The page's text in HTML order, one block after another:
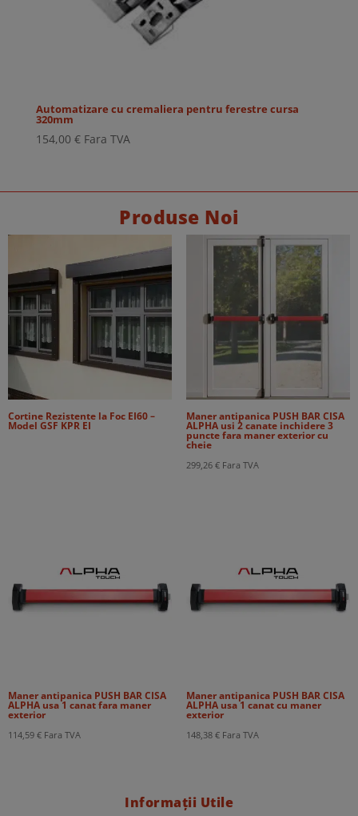
Automatizare cu cremaliera pentru ferestre cursa
320mm
154,00 € Fara TVA
Produse Noi
Cortine Rezistente la Foc EI60 –
Model GSF KPR EI
Maner antipanica PUSH BAR CISA
ALPHA usi 2 canate inchidere 3
puncte fara maner exterior cu
cheie
299,26 € Fara TVA
Maner antipanica PUSH BAR CISA
ALPHA usa 1 canat fara maner
exterior
114,59 € Fara TVA
Maner antipanica PUSH BAR CISA
ALPHA usa 1 canat cu maner
exterior
148,38 € Fara TVA
Informații Utile